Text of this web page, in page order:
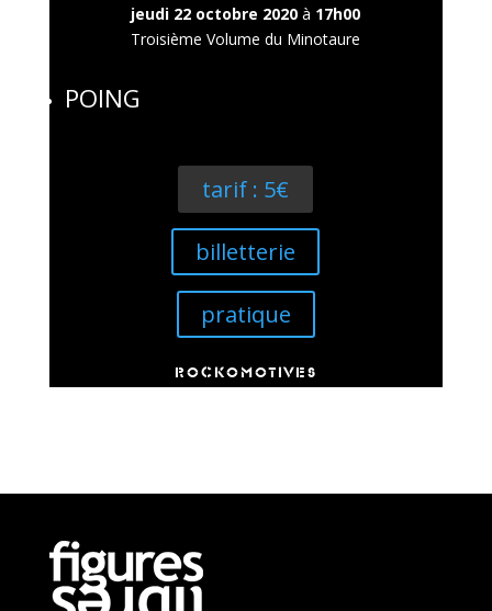
jeudi 22 octobre 2020 à 17h00
Troisième Volume du Minotaure
POING
tarif : 5€
billetterie
pratique
ROCKOMOTIVES